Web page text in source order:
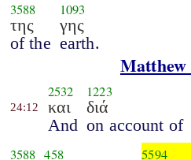
3588
της
of the
1093
γης
earth.
Matthew
24:12
2532
και
And
1223
διά
on account of
3588 458 5594